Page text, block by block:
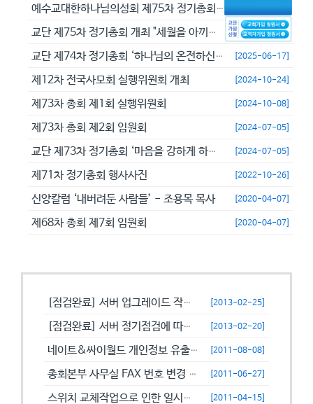
예수교대한하나님의성회 제75차 정기총회에서 정동수 목사를 이단으로 결의... [2026-05-29]
교단 제75차 정기총회 개최 "세월을 아끼라 때가 악하니라"(엡 5:16... [2026-05-23]
교단 제74차 정기총회 ‘하나님의 온전하신 뜻을 분별하자’ [2025-06-17]
제12차 전국사모회 실행위원회 개최 [2024-10-24]
제73차 총회 제1회 실행위원회 [2024-10-08]
제73차 총회 제2회 임원회 [2024-07-05]
교단 제73차 정기총회 ‘마음을 강하게 하고 극히 담대히 하라’ [2024-07-05]
제71차 정기총회 행사사진 [2022-10-26]
신앙칼럼 ‘내버려둔 사람들’ - 조용목 목사 [2020-04-07]
제68차 총회 제7회 임원회 [2020-04-07]
[점검완료] 서버 업그레이드 작업으로 일시적으로 사용이 불안정할수 있습니... [2013-02-25]
[점검완료] 서버 정기점검에 따른 이용 제한 안내 [2013-02-20]
네이트&싸이월드 개인정보 유출에 따른 비밀번호 변경 캠페인! [2011-08-08]
총회본부 사무실 FAX 번호 변경 안내 [2011-06-27]
스위치 교체작업으로 인한 일시접속제한 안내 [2011-04-15]